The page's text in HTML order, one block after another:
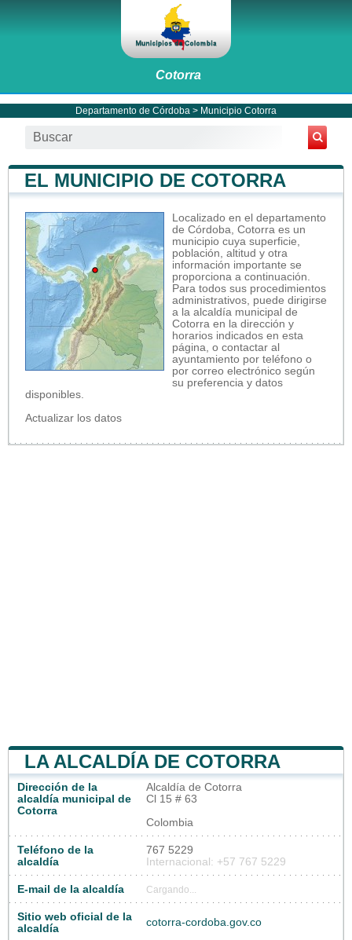
Cotorra
Departamento de Córdoba > Municipio Cotorra
EL MUNICIPIO DE COTORRA
Localizado en el departamento
de Córdoba, Cotorra es un
municipio cuya superficie,
población, altitud y otra
información importante se
proporciona a continuación.
Para todos sus procedimientos
administrativos, puede dirigirse
a la alcaldía municipal de
Cotorra en la dirección y
horarios indicados en esta
página, o contactar al
ayuntamiento por teléfono o
por correo electrónico según
su preferencia y datos
disponibles.
Actualizar los datos
LA ALCALDÍA DE COTORRA
Dirección de la
alcaldía municipal de
Cotorra
Alcaldía de Cotorra
Cl 15 # 63
Colombia
Teléfono de la
alcaldía
767 5229
Internacional: +57 767 5229
E-mail de la alcaldía Cargando...
Sitio web oficial de la
alcaldía
cotorra-cordoba.gov.co